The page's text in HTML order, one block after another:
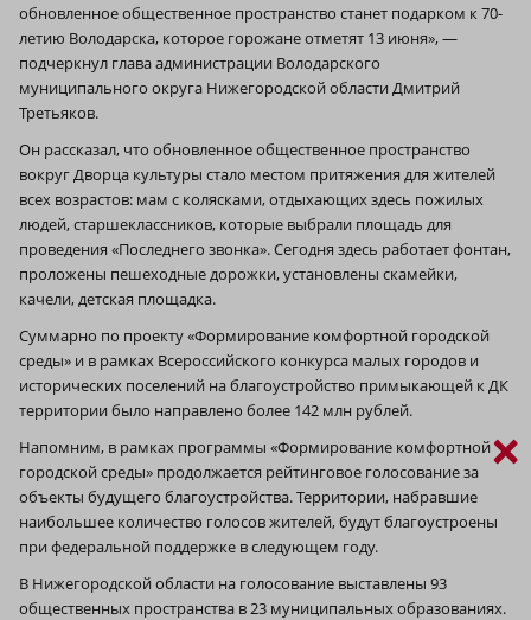
обновленное общественное пространство станет подарком к 70-
летию Володарска, которое горожане отметят 13 июня», —
подчеркнул глава администрации Володарского
муниципального округа Нижегородской области Дмитрий
Третьяков.
Он рассказал, что обновленное общественное пространство
вокруг Дворца культуры стало местом притяжения для жителей
всех возрастов: мам с колясками, отдыхающих здесь пожилых
людей, старшеклассников, которые выбрали площадь для
проведения «Последнего звонка». Сегодня здесь работает фонтан,
проложены пешеходные дорожки, установлены скамейки,
качели, детская площадка.
Суммарно по проекту «Формирование комфортной городской
среды» и в рамках Всероссийского конкурса малых городов и
исторических поселений на благоустройство примыкающей к ДК
территории было направлено более 142 млн рублей.
Напомним, в рамках программы «Формирование комфортной
городской среды» продолжается рейтинговое голосование за
объекты будущего благоустройства. Территории, набравшие
наибольшее количество голосов жителей, будут благоустроены
при федеральной поддержке в следующем году.
В Нижегородской области на голосование выставлены 93
общественных пространства в 23 муниципальных образованиях.
×